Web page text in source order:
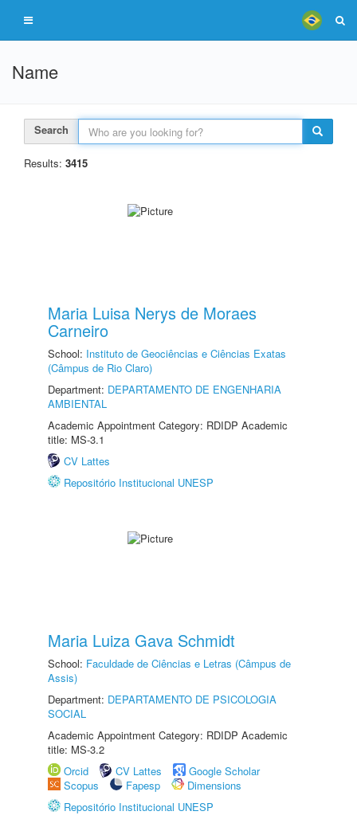
Name
Search
Results: 3415
Maria Luisa Nerys de Moraes
Carneiro
School: Instituto de Geociências e Ciências Exatas
(Câmpus de Rio Claro)
Department: DEPARTAMENTO DE ENGENHARIA
AMBIENTAL
Academic Appointment Category: RDIDP Academic
title: MS-3.1
CV Lattes
Repositório Institucional UNESP
Maria Luiza Gava Schmidt
School: Faculdade de Ciências e Letras (Câmpus de
Assis)
Department: DEPARTAMENTO DE PSICOLOGIA
SOCIAL
Academic Appointment Category: RDIDP Academic
title: MS-3.2
Orcid
CV Lattes
Google Scholar
Scopus
Fapesp
Dimensions
Repositório Institucional UNESP